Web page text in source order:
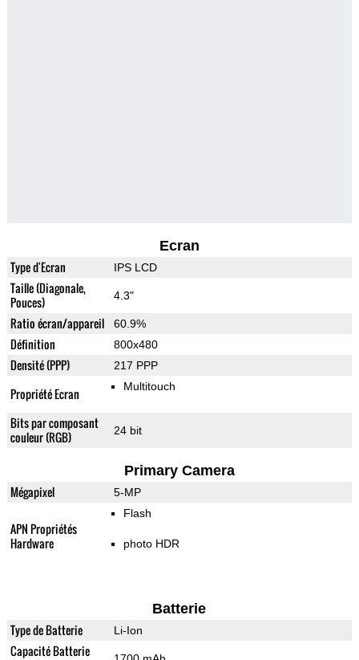
Ecran
Type d'Ecran IPS LCD
Taille (Diagonale,
Pouces)
4.3"
Ratio écran/appareil 60.9%
Définition 800x480
Densité (PPP) 217 PPP
Propriété Ecran Multitouch
Bits par composant
couleur (RGB)
24 bit
Primary Camera
Mégapixel 5-MP
APN Propriétés
Hardware
Flash
photo HDR
Batterie
Type de Batterie Li-Ion
Capacité Batterie